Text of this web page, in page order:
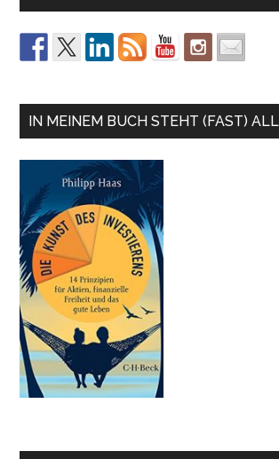
IN MEINEM BUCH STEHT (FAST)